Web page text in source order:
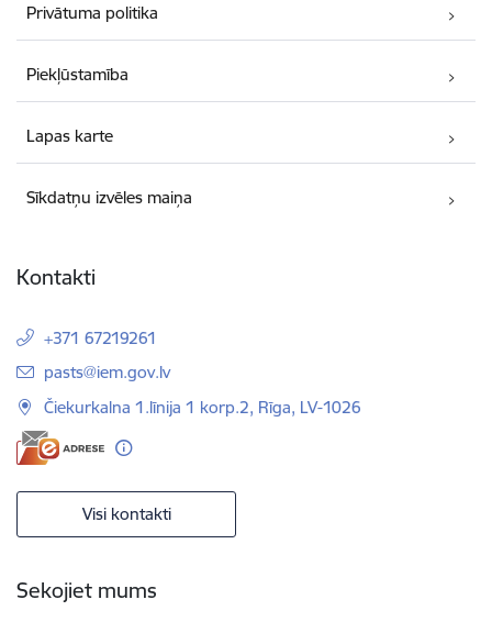
Privātuma politika
Piekļūstamība
Lapas karte
Sīkdatņu izvēles maiņa
Kontakti
+371 67219261
E-pasts:
pasts@iem.gov.lv
Čiekurkalna 1.līnija 1 korp.2, Rīga, LV-1026
Visi kontakti
Sekojiet mums